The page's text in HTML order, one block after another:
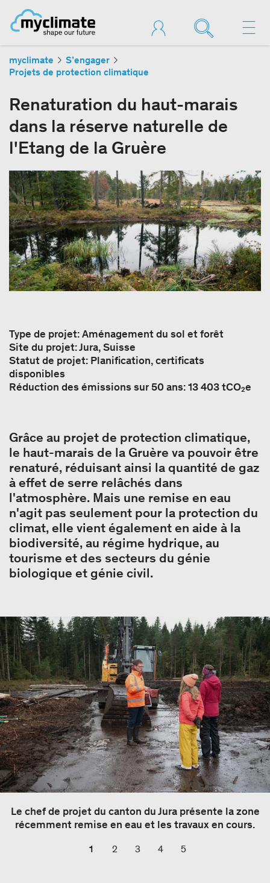
myclimate
S’engager
Projets de protection climatique
Renaturation du haut-marais
dans la réserve naturelle de
l'Etang de la Gruère
Type de projet: Aménagement du sol et forêt
Site du projet: Jura, Suisse
Statut de projet: Planification, certificats
disponibles
Réduction des émissions sur 50 ans: 13 403 tCO₂e
Grâce au projet de protection climatique,
le haut-marais de la Gruère va pouvoir être
renaturé, réduisant ainsi la quantité de gaz
à effet de serre relâchés dans
l'atmosphère. Mais une remise en eau
n'agit pas seulement pour la protection du
climat, elle vient également en aide à la
biodiversité, au régime hydrique, au
tourisme et des secteurs du génie
biologique et génie civil.
Le chef de projet du canton du Jura présente la zone
récemment remise en eau et les travaux en cours.
1 2 3 4 5